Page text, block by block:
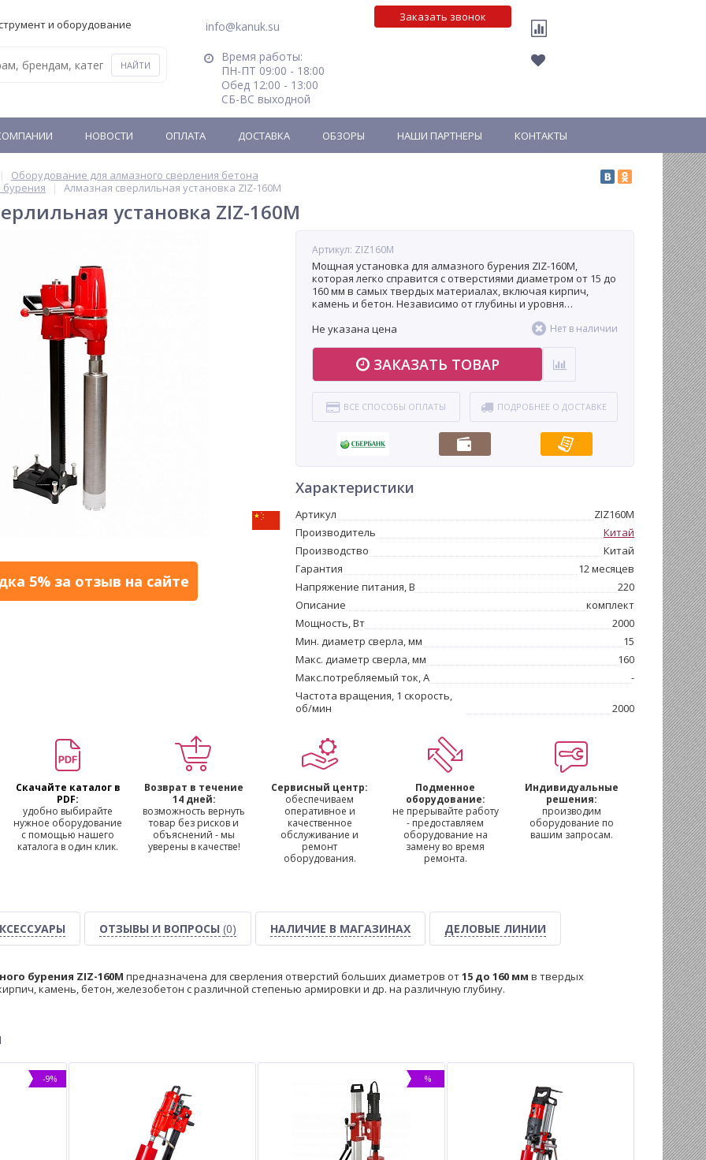
и оборудование
info@kanuk.su
Время работы:
ПН-ПТ 09:00 - 18:00
Обед 12:00 - 13:00
СБ-ВС выходной
Заказать звонок
НОВОСТИ ОПЛАТА ДОСТАВКА ОБЗОРЫ НАШИ ПАРТНЕРЫ КОНТАКТЫ
Оборудование для алмазного сверления бетона
бурения
Алмазная сверлильная установка ZIZ-160M
установка ZIZ-160M
5% за отзыв на сайте
Артикул: ZIZ160M
Мощная установка для алмазного бурения ZIZ-160M,
которая легко справится с отверстиями диаметром от 15 до
160 мм в самых твердых материалах, включая кирпич,
камень и бетон. Независимо от глубины и уровня
надежность.
Не указана цена Нет в наличии
ЗАКАЗАТЬ ТОВАР
ВСЕ СПОСОБЫ ОПЛАТЫ ПОДРОБНЕЕ О ДОСТАВКЕ
Характеристики
Артикул
ZIZ160M
Производитель
Китай
Производство
Китай
Гарантия
12 месяцев
Напряжение питания, В
220
Описание
комплект
Мощность, Вт
2000
Мин. диаметр сверла, мм
15
Макс. диаметр сверла, мм
160
Макс.потребляемый ток, А
-
Частота вращения, 1 скорость,
об/мин
2000
Скачайте каталог в
PDF:
удобно выбирайте
нужное оборудование
с помощью нашего
каталога в один клик.
Возврат в течение
14 дней:
возможность вернуть
товар без рисков и
объяснений - мы
уверены в качестве!
Сервисный центр:
обеспечиваем
оперативное и
качественное
обслуживание и
ремонт
оборудования.
Подменное
оборудование:
не прерывайте работу
- предоставляем
оборудование на
замену во время
ремонта.
Индивидуальные
решения:
производим
оборудование по
вашим запросам.
ОТЗЫВЫ И ВОПРОСЫ (0) НАЛИЧИЕ В МАГАЗИНАХ ДЕЛОВЫЕ ЛИНИИ
бурения ZIZ-160M предназначена для сверления отверстий больших диаметров от15 до 160 мм в твердых
камень, бетон, железобетон с различной степенью армировки и др. на различную глубину.
-9% %